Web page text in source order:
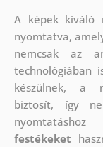
A képek kiváló
nyomtatva,
nemcsak az
technológiában
készülnek, a
biztosít, így
festékeket